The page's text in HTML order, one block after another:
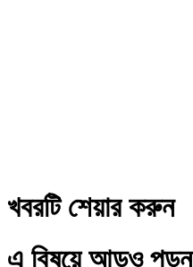
খবরটি শেয়ার করুন
এ বিষয়ে আড়ও পড়ুন